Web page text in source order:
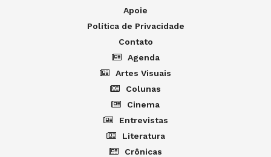
Apoie
Política de Privacidade
Contato
Agenda
Artes Visuais
Colunas
Cinema
Entrevistas
Literatura
Crônicas